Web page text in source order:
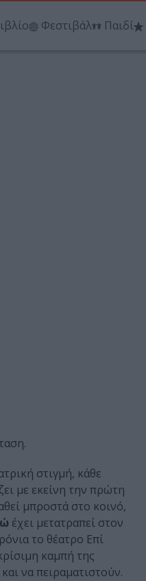
Φεστιβάλ Παιδί
στιγμή, κάθε
με εκείνη την πρώτη
μπροστά στο κοινό,
έχει μετατραπεί στον
το θέατρο Επί
καμπή της
να πειραματιστούν.